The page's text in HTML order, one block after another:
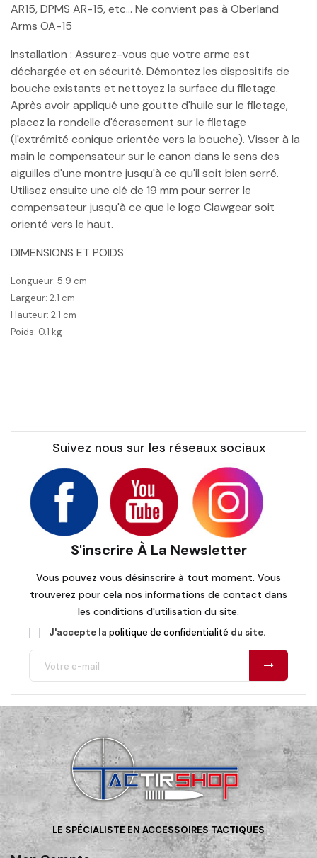
AR15, DPMS AR-15, etc... Ne convient pas à Oberland
Arms OA-15
Installation : Assurez-vous que votre arme est
déchargée et en sécurité. Démontez les dispositifs de
bouche existants et nettoyez la surface du filetage.
Après avoir appliqué une goutte d'huile sur le filetage,
placez la rondelle d'écrasement sur le filetage
(l'extrémité conique orientée vers la bouche). Visser à la
main le compensateur sur le canon dans le sens des
aiguilles d'une montre jusqu'à ce qu'il soit bien serré.
Utilisez ensuite une clé de 19 mm pour serrer le
compensateur jusqu'à ce que le logo Clawgear soit
orienté vers le haut.
DIMENSIONS ET POIDS
Longueur: 5.9 cm
Largeur: 2.1 cm
Hauteur: 2.1 cm
Poids: 0.1 kg
Suivez nous sur les réseaux sociaux
S'inscrire À La Newsletter
Vous pouvez vous désinscrire à tout moment. Vous
trouverez pour cela nos informations de contact dans
les conditions d'utilisation du site.
J'accepte la politique de confidentialité du site.
LE SPÉCIALISTE EN ACCESSOIRES TACTIQUES